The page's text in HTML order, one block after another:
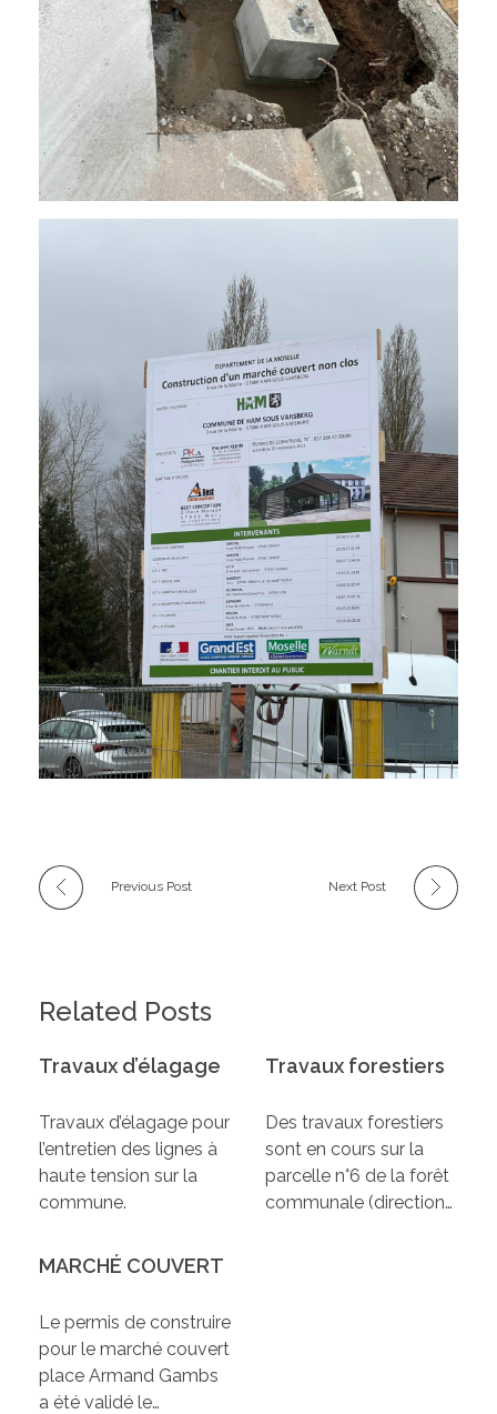
Previous Post Next Post
Related Posts
Travaux d’élagage
Travaux d’élagage pour
l’entretien des lignes à
haute tension sur la
commune.
Travaux forestiers
Des travaux forestiers
sont en cours sur la
parcelle n°6 de la forêt
communale (direction…
MARCHÉ COUVERT
Le permis de construire
pour le marché couvert
place Armand Gambs
a été validé le…